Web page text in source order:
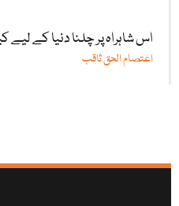
اس شاہراہ پر چلنا دنیا کے
اعتصام الحق ثاقب